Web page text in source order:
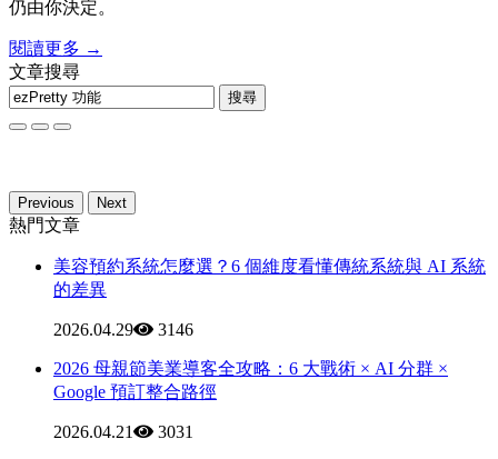
仍由你決定。
閱讀更多 →
文章搜尋
搜尋
Previous Next
熱門文章
美容預約系統怎麼選？6 個維度看懂傳統系統與 AI 系統
的差異
2026.04.29 3146
2026 母親節美業導客全攻略：6 大戰術 × AI 分群 ×
Google 預訂整合路徑
2026.04.21 3031